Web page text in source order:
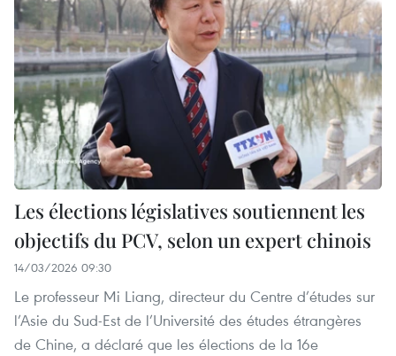
Les élections législatives soutiennent les
objectifs du PCV, selon un expert chinois
14/03/2026 09:30
Le professeur Mi Liang, directeur du Centre d’études sur
l’Asie du Sud-Est de l’Université des études étrangères
de Chine, a déclaré que les élections de la 16e